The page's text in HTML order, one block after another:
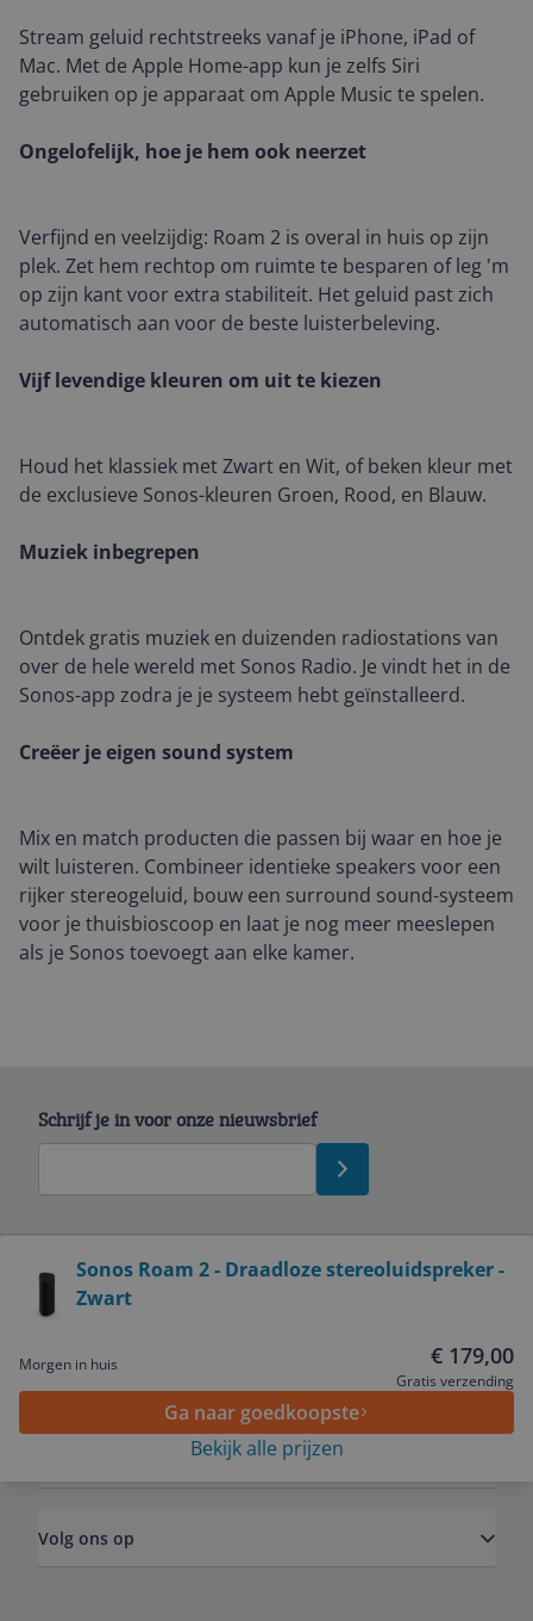
Stream geluid rechtstreeks vanaf je iPhone, iPad of
Mac. Met de Apple Home-app kun je zelfs Siri
gebruiken op je apparaat om Apple Music te spelen.
Ongelofelijk, hoe je hem ook neerzet
Verfijnd en veelzijdig: Roam 2 is overal in huis op zijn
plek. Zet hem rechtop om ruimte te besparen of leg 'm
op zijn kant voor extra stabiliteit. Het geluid past zich
automatisch aan voor de beste luisterbeleving.
Vijf levendige kleuren om uit te kiezen
Houd het klassiek met Zwart en Wit, of beken kleur met
de exclusieve Sonos-kleuren Groen, Rood, en Blauw.
Muziek inbegrepen
Ontdek gratis muziek en duizenden radiostations van
over de hele wereld met Sonos Radio. Je vindt het in de
Sonos-app zodra je je systeem hebt geïnstalleerd.
Creëer je eigen sound system
Mix en match producten die passen bij waar en hoe je
wilt luisteren. Combineer identieke speakers voor een
rijker stereogeluid, bouw een surround sound-systeem
voor je thuisbioscoop en laat je nog meer meeslepen
als je Sonos toevoegt aan elke kamer.
Sonos Roam 2 - Draadloze stereoluidspreker -
Zwart
Morgen in huis € 179,00
Gratis verzending
Ga naar goedkoopste
Bekijk alle prijzen
Schrijf je in voor onze nieuwsbrief
Service
Algemeen
Volg ons op